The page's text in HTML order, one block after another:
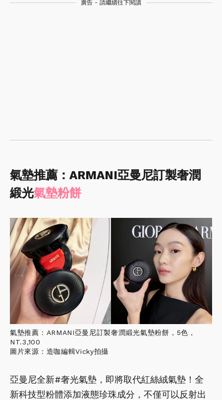
廣告 - 請繼續往下閱讀
氣墊推薦：ARMANI亞曼尼訂製奢潤
緞光氣墊粉餅
氣墊推薦：ARMANI亞曼尼訂製奢潤緞光氣墊粉餅，5色，
NT.3,100
圖片來源：造咖編輯Vicky拍攝
亞曼尼全新#奢光氣墊，即將取代紅絲絨氣墊！全
新科技型粉體添加液態珍珠成分，不僅可以反射出